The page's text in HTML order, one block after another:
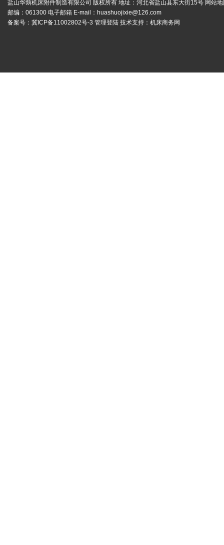
盐山华蒴机床附件制造有限公司 版权所有 地址：河北省盐山县东大街15号 网站
邮编：061300 电子邮箱 E-mail： huashuojixie@126.com
备案号： 冀ICP备11002802号-3 管理登陆 技术支持： 机床商务网